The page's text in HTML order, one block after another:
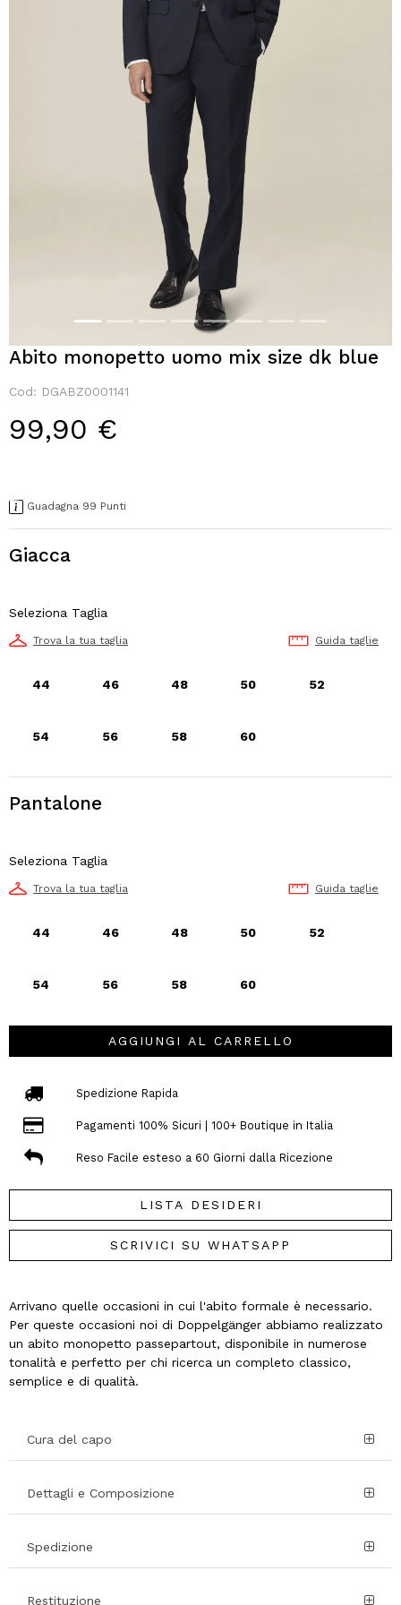
Abito monopetto uomo mix size dk blue
Cod: DGABZ0001141
99,90 €
Guadagna 99 Punti
Giacca
Seleziona Taglia
Trova la tua taglia Guida taglie
44 46 48 50 52
54 56 58 60
Pantalone
Seleziona Taglia
Trova la tua taglia Guida taglie
44 46 48 50 52
54 56 58 60
AGGIUNGI AL CARRELLO
Spedizione Rapida
Pagamenti 100% Sicuri | 100+ Boutique in Italia
Reso Facile esteso a 60 Giorni dalla Ricezione
LISTA DESIDERI
SCRIVICI SU WHATSAPP
Arrivano quelle occasioni in cui l'abito formale è necessario.
Per queste occasioni noi di Doppelgänger abbiamo realizzato
un abito monopetto passepartout, disponibile in numerose
tonalità e perfetto per chi ricerca un completo classico,
semplice e di qualità.
Cura del capo
Dettagli e Composizione
Spedizione
Restituzione